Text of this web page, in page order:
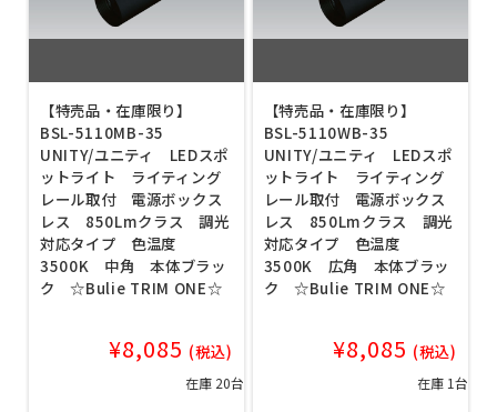
【特売品・在庫限り】
BSL-5110MB-35
UNITY/ユニティ LEDスポ
ットライト ライティング
レール取付 電源ボックス
レス 850Lmクラス 調光
対応タイプ 色温度
3500K 中角 本体ブラッ
ク ☆Bulie TRIM ONE☆
¥8,085 (税込)
在庫 20台
【特売品・在庫限り】
BSL-5110WB-35
UNITY/ユニティ LEDスポ
ットライト ライティング
レール取付 電源ボックス
レス 850Lmクラス 調光
対応タイプ 色温度
3500K 広角 本体ブラッ
ク ☆Bulie TRIM ONE☆
¥8,085 (税込)
在庫 1台